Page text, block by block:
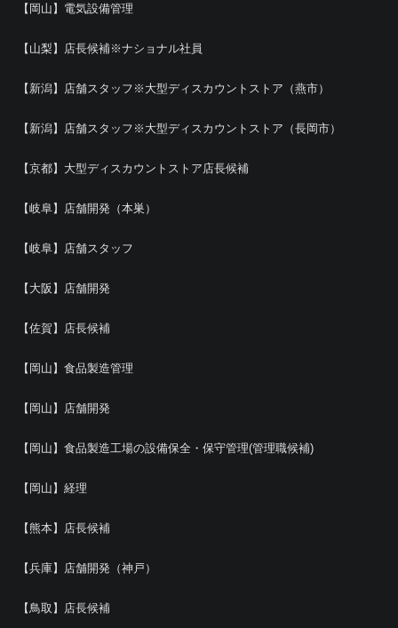
【岡山】電気設備管理
【山梨】店長候補※ナショナル社員
【新潟】店舗スタッフ※大型ディスカウントストア（燕市）
【新潟】店舗スタッフ※大型ディスカウントストア（長岡市）
【京都】大型ディスカウントストア店長候補
【岐阜】店舗開発（本巣）
【岐阜】店舗スタッフ
【大阪】店舗開発
【佐賀】店長候補
【岡山】食品製造管理
【岡山】店舗開発
【岡山】食品製造工場の設備保全・保守管理(管理職候補)
【岡山】経理
【熊本】店長候補
【兵庫】店舗開発（神戸）
【鳥取】店長候補